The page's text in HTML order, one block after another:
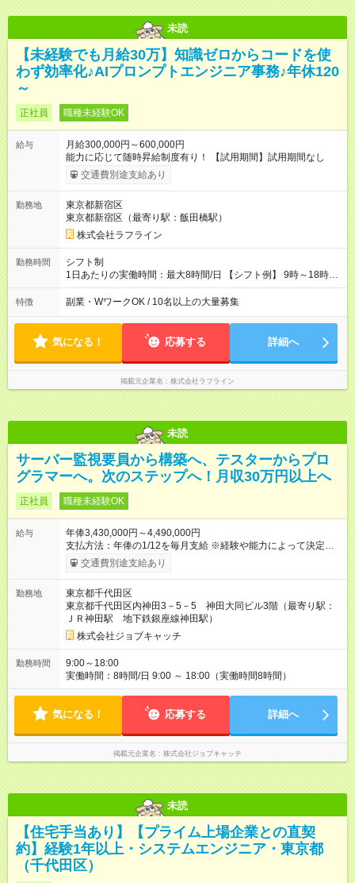
未読
【未経験でも月給30万】知識ゼロからコードを使
わず効率化♪AIプロンプトエンジニア事務♪年休120
～
正社員 職種未経験OK
給与
月給300,000円～600,000円
能力に応じて随時昇給制度有り！ 【試用期間】試用期間なし
交通費別途支給あり
勤務地
東京都新宿区
東京都新宿区（最寄り駅：飯田橋駅）
株式会社ラフライン
勤務時間
シフト制
1日あたりの実働時間：最大8時間/日 【シフト例】 9時～18時
10時～19時 11時～20時 休憩1時間以上！
特徴 副業・WワークOK / 10名以上の大量募集
気になる！ 応募する 詳細へ
掲載元企業名 株式会社ラフライン
未読
サーバー監視要員から構築へ、テスターからプロ
グラマーへ。次のステップへ！月収30万円以上へ
正社員 職種未経験OK
給与
年俸3,430,000円～4,490,000円
支払方法：年俸の1/12を毎月支給 ※経験や能力によって決定し
ます。 支払方法：年俸の1/12を毎月支給。 面談は本社対面で１
回行い、 ３日後にはご採用の可否をご連絡致します。 ご希望さ
間】試用期間あり 試用期間の長さ：3ヶ月 雇用形態、給与は本
採用時と同じです。
交通費別途支給あり
勤務地
東京都千代田区
東京都千代田区内神田3－5－5 神田大同ビル3階（最寄り駅：
ＪＲ神田駅 地下鉄銀座線神田駅）
株式会社ジョブキャッチ
勤務時間
9:00～18:00
実働時間：8時間/日 9:00 ～ 18:00（実働時間8時間）
気になる！ 応募する 詳細へ
掲載元企業名 株式会社ジョブキャッチ
未読
【住宅手当あり】【プライム上場企業との直契
約】経験1年以上・システムエンジニア・東京都
（千代田区）